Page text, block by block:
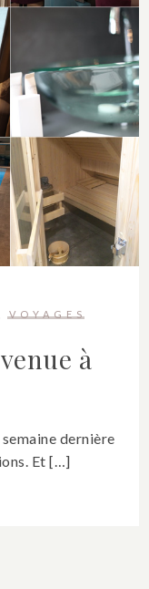
VOYAGES
à
semaine dernière
Et […]